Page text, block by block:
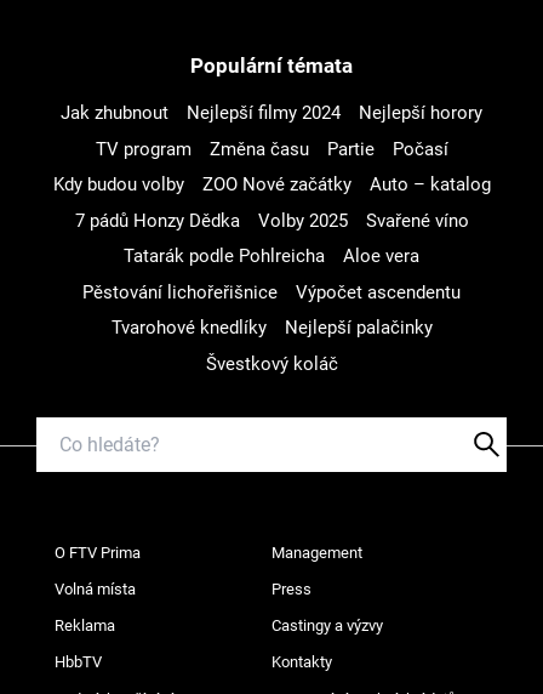
Populární témata
Jak zhubnout Nejlepší filmy 2024
Nejlepší horory
TV program
Změna času Partie
Počasí
Kdy budou volby
ZOO Nové začátky
Auto – katalog
7 pádů Honzy Dědka
Volby 2025
Svařené víno
Tatarák podle Pohlreicha
Aloe vera
Pěstování lichořeřišnice
Výpočet ascendentu
Tvarohové knedlíky
Nejlepší palačinky
Švestkový koláč
O FTV Prima Management
Volná místa Press
Reklama Castingy a výzvy
HbbTV Kontakty